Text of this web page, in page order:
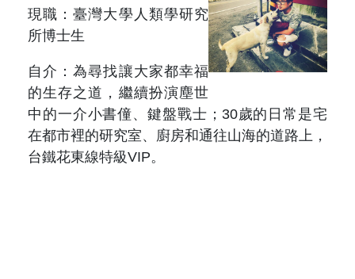
字
關於我們
關於原住民族文獻會
原住民族文獻會設置要點
委員介紹
最新消息
網站訊息
徵稿訊息
出版品專區
本會出版品列表
現職：臺灣大學人類學研究
所博士生
自介：為尋找讓大家都幸福
的生存之道，繼續扮演塵世
中的一介小書僮、鍵盤戰士；30歲的日常是宅
在都市裡的研究室、廚房和通往山海的道路上，
台鐵花東線特級VIP。